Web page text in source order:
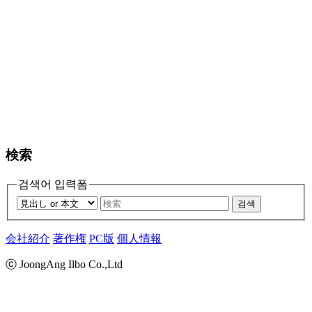
検索
검색어 입력폼
검색
会社紹介 著作権 PC版 個人情報
ⓒ JoongAng Ilbo Co.,Ltd